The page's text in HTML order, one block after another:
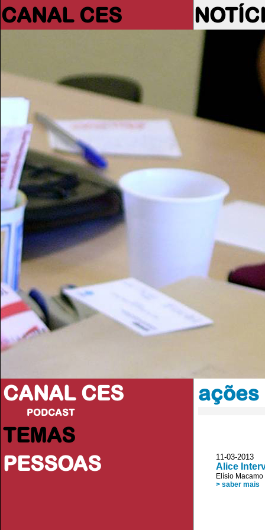
CANAL CES
CANAL CES
PODCAST
TEMAS
PESSOAS
11-03-
Alice
Elísio Macamo
> saber mais